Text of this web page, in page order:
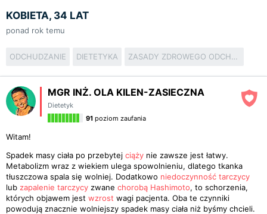
KOBIETA, 34 LAT
ponad rok temu
ODCHUDZANIE DIETETYKA ZASADY ZDROWEGO ODCHUDZANIA
MGR INŻ. OLA KILEN-ZASIECZNA
Dietetyk
91 poziom zaufania
Witam!
Spadek masy ciała po przebytej ciąży nie zawsze jest łatwy.
Metabolizm wraz z wiekiem ulega spowolnieniu, dlatego tkanka
tłuszczowa spala się wolniej. Dodatkowo niedoczynność tarczycy
lub zapalenie tarczycy zwane chorobą Hashimoto, to schorzenia,
których objawem jest wzrost wagi pacjenta. Oba te czynniki
powodują znacznie wolniejszy spadek masy ciała niż byśmy chcieli.